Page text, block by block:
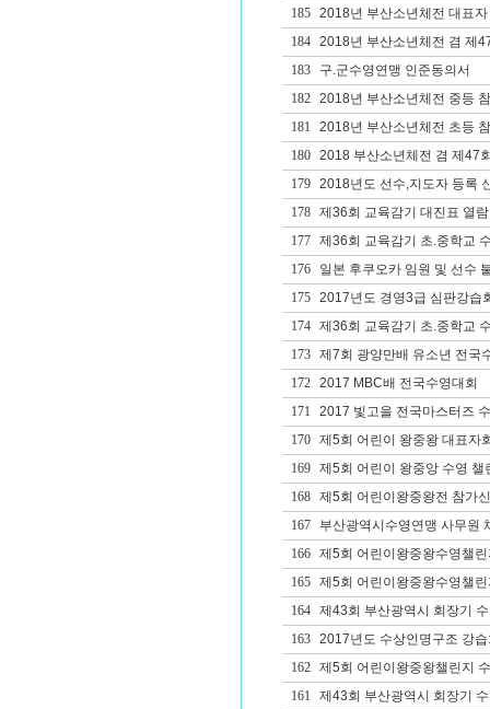
185
2018년 부산소년체전 대표
184
2018년 부산소년체전 겸 제
183
구.군수영연맹 인준동의서
182
2018년 부산소년체전 중등
181
2018년 부산소년체전 초등
180
2018 부산소년체전 겸 제47
179
2018년도 선수,지도자 등록
178
제36회 교육감기 대진표 열람
177
제36회 교육감기 초.중학교
176
일본 후쿠오카 임원 및 선수
175
2017년도 경영3급 심판강습
174
제36회 교육감기 초.중학교
173
제7회 광양만배 유소년 전국
172
2017 MBC배 전국수영대회
171
2017 빛고을 전국마스터즈
170
제5회 어린이 왕중왕 대표자
169
제5회 어린이 왕중앙 수영 챌
168
제5회 어린이왕중왕전 참가
167
부산광역시수영연맹 사무원
166
제5회 어린이왕중왕수영챌
165
제5회 어린이왕중왕수영챌
164
제43회 부산광역시 회장기
163
2017년도 수상인명구조 강
162
제5회 어린이왕중왕챌린지
161
제43회 부산광역시 회장기